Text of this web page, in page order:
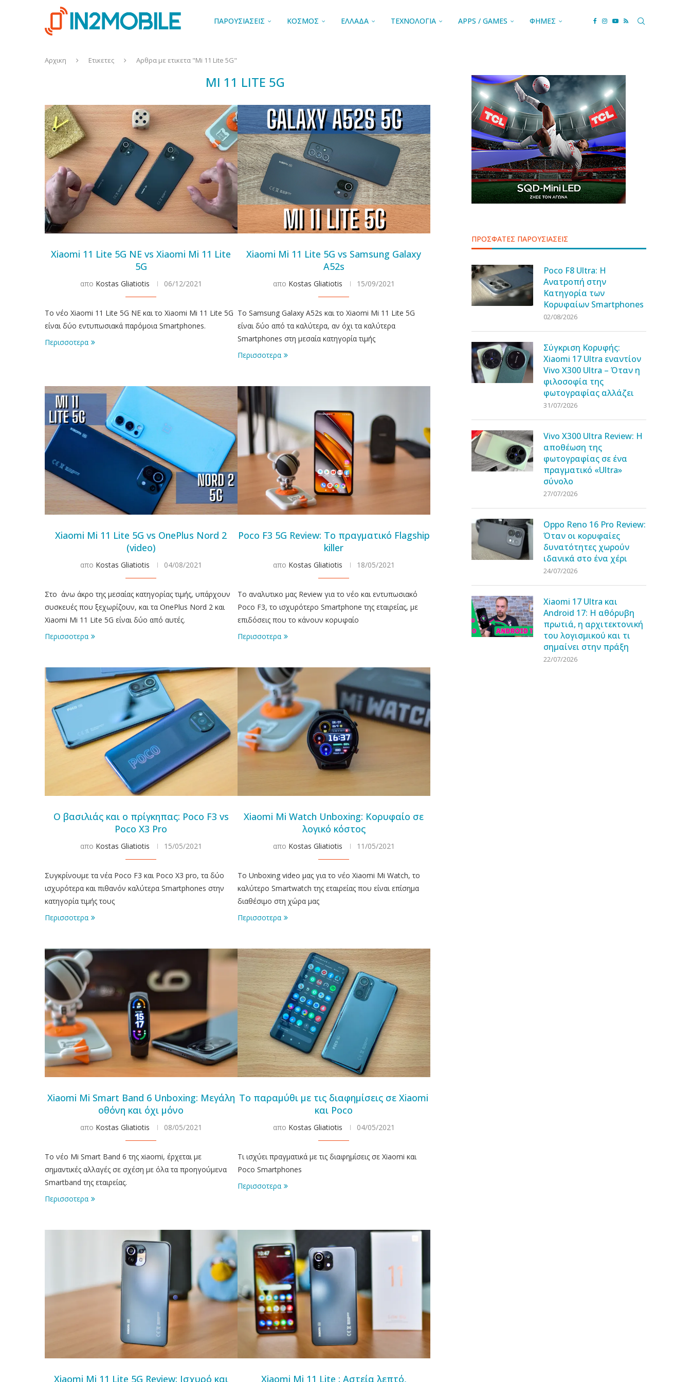
ΠΑΡΟΥΣΙΑΣΕΙΣ ΚΟΣΜΟΣ ΕΛΛΑΔΑ ΤΕΧΝΟΛΟΓΙΑ APPS / GAMES ΦΗΜΕΣ
Αρχικη Ετικετες Αρθρα με ετικετα "Mi 11 Lite 5G"
MI 11 LITE 5G
Xiaomi 11 Lite 5G NE vs Xiaomi Mi 11 Lite
5G
απο Kostas Gliatiotis 06/12/2021
Το νέο Xiaomi 11 Lite 5G NE και το Xiaomi Mi 11 Lite 5G
είναι δύο εντυπωσιακά παρόμοια Smartphones.
Περισσοτερα
Xiaomi Mi 11 Lite 5G vs Samsung Galaxy
A52s
απο Kostas Gliatiotis 15/09/2021
Το Samsung Galaxy A52s και το Xiaomi Mi 11 Lite 5G
είναι δύο από τα καλύτερα, αν όχι τα καλύτερα
Smartphones στη μεσαία κατηγορία τιμής
Περισσοτερα
Xiaomi Mi 11 Lite 5G vs OnePlus Nord 2
(video)
απο Kostas Gliatiotis 04/08/2021
Στο άνω άκρο της μεσαίας κατηγορίας τιμής, υπάρχουν
συσκευές που ξεχωρίζουν, και τα OnePlus Nord 2 και
Xiaomi Mi 11 Lite 5G είναι δύο από αυτές.
Περισσοτερα
Poco F3 5G Review: Το πραγματικό Flagship
killer
απο Kostas Gliatiotis 18/05/2021
To αναλυτικο μας Review για το νέο και εντυπωσιακό
Poco F3, το ισχυρότερο Smartphone της εταιρείας, με
επιδόσεις που το κάνουν κορυφαίο
Περισσοτερα
Ο βασιλιάς και ο πρίγκηπας: Poco F3 vs
Poco X3 Pro
απο Kostas Gliatiotis 15/05/2021
Συγκρίνουμε τα νέα Poco F3 και Poco X3 pro, τα δύο
ισχυρότερα και πιθανόν καλύτερα Smartphones στην
κατηγορία τιμής τους
Περισσοτερα
Xiaomi Mi Watch Unboxing: Κορυφαίο σε
λογικό κόστος
απο Kostas Gliatiotis 11/05/2021
To Unboxing video μας για το νέο Xiaomi Mi Watch, το
καλύτερο Smartwatch της εταιρείας που είναι επίσημα
διαθέσιμο στη χώρα μας
Περισσοτερα
Xiaomi Mi Smart Band 6 Unboxing: Μεγάλη
οθόνη και όχι μόνο
απο Kostas Gliatiotis 08/05/2021
Το νέο Mi Smart Band 6 της xiaomi, έρχεται με
σημαντικές αλλαγές σε σχέση με όλα τα προηγούμενα
Smartband της εταιρείας.
Περισσοτερα
Το παραμύθι με τις διαφημίσεις σε Xiaomi
και Poco
απο Kostas Gliatiotis 04/05/2021
Τι ισχύει πραγματικά με τις διαφημίσεις σε Xiaomi και
Poco Smartphones
Περισσοτερα
Xiaomi Mi 11 Lite 5G Review: Ισχυρό και Xiaomi Mi 11 Lite : Αστεία λεπτό,
ΠΡΟΣΦΑΤΕΣ ΠΑΡΟΥΣΙΑΣΕΙΣ
Poco F8 Ultra: Η
Ανατροπή στην
Κατηγορία των
Κορυφαίων Smartphones
02/08/2026
Σύγκριση Κορυφής:
Xiaomi 17 Ultra εναντίον
Vivo X300 Ultra – Όταν η
φιλοσοφία της
φωτογραφίας αλλάζει
31/07/2026
Vivo X300 Ultra Review: Η
αποθέωση της
φωτογραφίας σε ένα
πραγματικό «Ultra»
σύνολο
27/07/2026
Oppo Reno 16 Pro Review:
Όταν οι κορυφαίες
δυνατότητες χωρούν
ιδανικά στο ένα χέρι
24/07/2026
Xiaomi 17 Ultra και
Android 17: Η αθόρυβη
πρωτιά, η αρχιτεκτονική
του λογισμικού και τι
σημαίνει στην πράξη
22/07/2026